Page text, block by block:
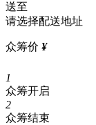
送至
请选择配送地址
众筹价 ¥
1
众筹开启
2
众筹结束